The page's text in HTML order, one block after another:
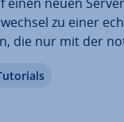
einen neuen
zu einer
die nur mit der
nur so kann
auf einen neuen